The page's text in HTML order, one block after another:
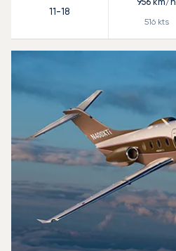
11-18
516kts